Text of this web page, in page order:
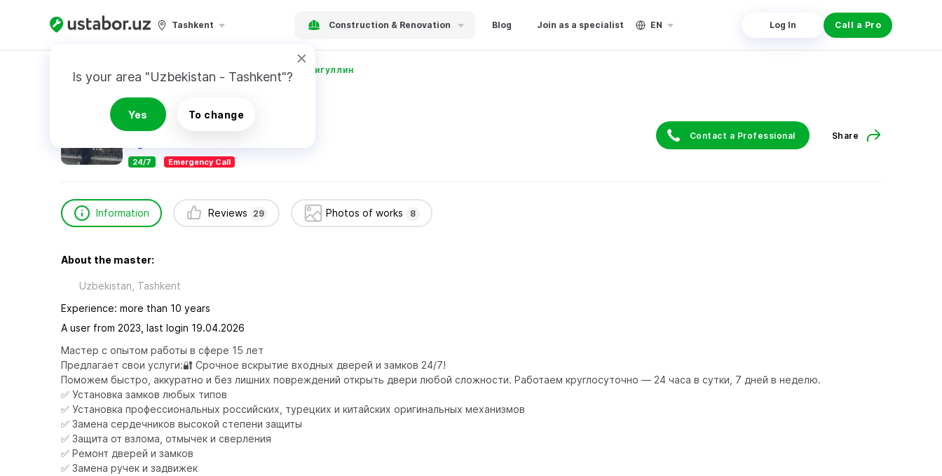
Tashkent Construction & Renovation Blog Join as a specialist EN Log In Call a Pro
Is your area "Uzbekistan - Tashkent"?
Yes To change
Home Construction & Renovation Алим Самигуллин
Алим Самигуллин
24/7 Emergency Call
Contact a Professional Share
Information Reviews 29 Photos of works 8
About the master:
Uzbekistan, Tashkent
Experience: more than 10 years
A user from 2023, last login 19.04.2026
Мастер с опытом работы в сфере 15 лет
Предлагает свои услуги:🔐 Срочное вскрытие входных дверей и замков 24/7!
Поможем быстро, аккуратно и без лишних повреждений открыть двери любой сложности. Работаем круглосуточно — 24 часа в сутки, 7 дней в неделю.
✅ Установка замков любых типов
✅ Установка профессиональных российских, турецких и китайских оригинальных механизмов
✅ Замена сердечников высокой степени защиты
✅ Защита от взлома, отмычек и сверления
✅ Ремонт дверей и замков
✅ Замена ручек и задвижек